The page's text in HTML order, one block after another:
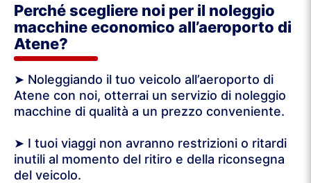
Perché scegliere noi per il noleggio
macchine economico all’aeroporto di
Atene?
➤ Noleggiando il tuo veicolo all’aeroporto di
Atene con noi, otterrai un servizio di noleggio
macchine di qualità a un prezzo conveniente.
➤ I tuoi viaggi non avranno restrizioni o ritardi
inutili al momento del ritiro e della riconsegna
del veicolo.